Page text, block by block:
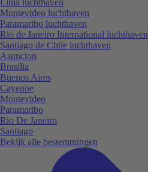
Montevideo luchthaven
Paramaribo luchthaven
Rio de Janeiro International luchthaven
Santiago de Chile luchthaven
Asuncion
Brasilia
Buenos Aires
Cayenne
Montevideo
Paramaribo
Rio De Janeiro
Santiago
Bekijk alle bestemmingen